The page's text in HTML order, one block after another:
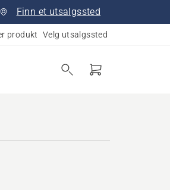
Finn et utsalgssted
produkt Velg utsalgssted